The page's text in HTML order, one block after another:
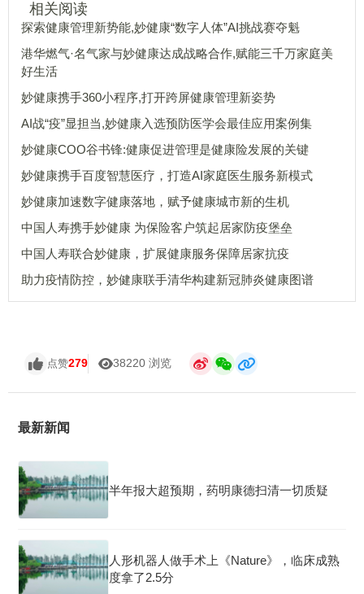
相关阅读
探索健康管理新势能,妙健康“数字人体”AI挑战赛夺魁
港华燃气·名气家与妙健康达成战略合作,赋能三千万家庭美
好生活
妙健康携手360小程序,打开跨屏健康管理新姿势
AI战“疫”显担当,妙健康入选预防医学会最佳应用案例集
妙健康COO谷书锋:健康促进管理是健康险发展的关键
妙健康携手百度智慧医疗，打造AI家庭医生服务新模式
妙健康加速数字健康落地，赋予健康城市新的生机
中国人寿携手妙健康 为保险客户筑起居家防疫堡垒
中国人寿联合妙健康，扩展健康服务保障居家抗疫
助力疫情防控，妙健康联手清华构建新冠肺炎健康图谱
点赞279 38220 浏览
最新新闻
半年报大超预期，药明康德扫清一切质疑
人形机器人做手术上《Nature》，临床成熟
度拿了2.5分